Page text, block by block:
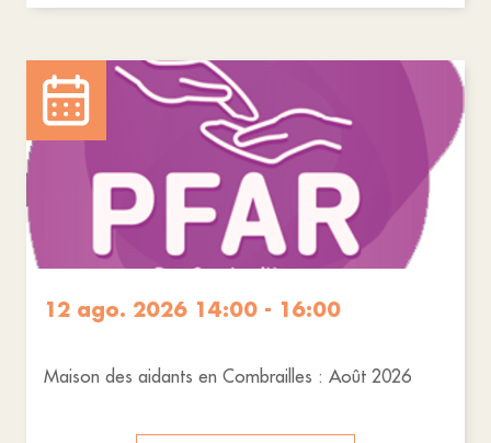
12 ago. 2026 14:00 - 16:00
Maison des aidants en Combrailles : Août 2026